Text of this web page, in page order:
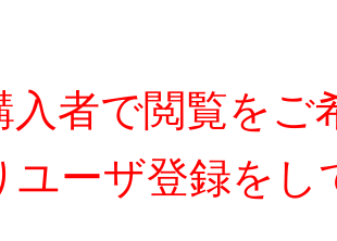
者で閲覧をご
ユーザ登録をし